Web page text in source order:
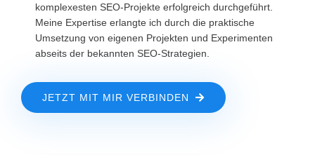
komplexesten SEO-Projekte erfolgreich durchgeführt.
Meine Expertise erlangte ich durch die praktische
Umsetzung von eigenen Projekten und Experimenten
abseits der bekannten SEO-Strategien.
JETZT MIT MIR VERBINDEN